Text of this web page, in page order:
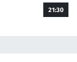
21:30